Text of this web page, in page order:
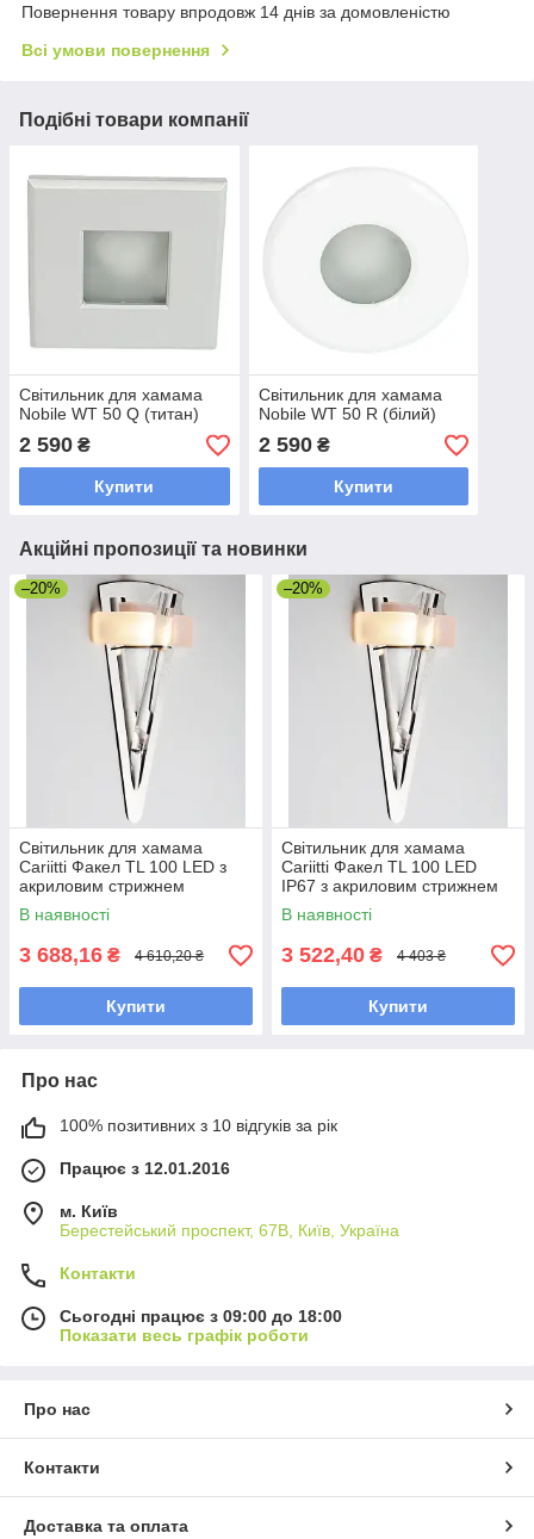
Повернення товару впродовж 14 днів за домовленістю
Всі умови повернення
Подібні товари компанії
Світильник для хамама
Nobile WT 50 Q (титан)
2 590 ₴
Купити
Світильник для хамама
Nobile WT 50 R (білий)
2 590₴
Купити
Акційні пропозиції та новинки
–20%
Світильник для хамама
Cariitti Факел TL 100 LED з
акриловим стрижнем
В наявності
3 688,16 ₴ 4 610,20 ₴
Купити
–20%
Світильник для хамама
Cariitti Факел TL 100 LED
IP67 з акриловим стрижнем
В наявності
3 522,40 ₴ 4 403 ₴
Купити
Про нас
100% позитивних з 10 відгуків за рік
Працює з 12.01.2016
м. Київ
Берестейський проспект, 67В, Київ, Україна
Контакти
Сьогодні працює з 09:00 до 18:00
Показати весь графік роботи
Про нас
Контакти
Доставка та оплата